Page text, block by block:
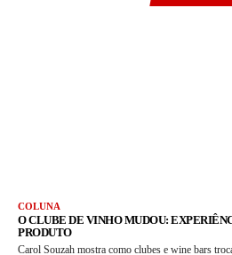
COLUNA
O CLUBE DE VINHO MUDOU:
PRODUTO
Carol Souzah mostra como clubes e wine bars